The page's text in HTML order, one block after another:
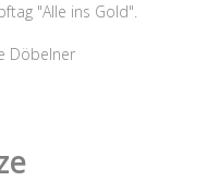
"Alle ins Gold".
Döbelner